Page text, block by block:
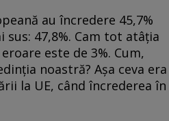
au încredere 45,7%
47,8%. Cam tot atâţia
este de 3%. Cum,
noastră? Aşa ceva era
la UE, când încrederea în